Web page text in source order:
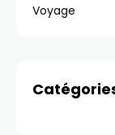
Voyage